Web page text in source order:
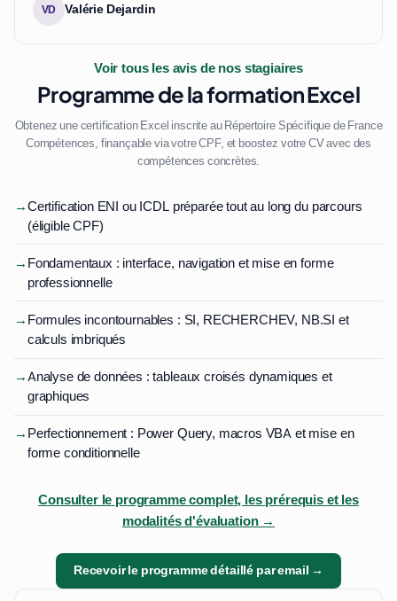
VD Valérie Dejardin
Voir tous les avis de nos stagiaires
Programme de la formation Excel
Obtenez une certification Excel inscrite au Répertoire Spécifique de France
Compétences, finançable via votre CPF, et boostez votre CV avec des
compétences concrètes.
→Certification ENI ou ICDL préparée tout au long du parcours
(éligible CPF)
→ Fondamentaux : interface, navigation et mise en forme
professionnelle
→ Formules incontournables : SI, RECHERCHEV, NB.SI et
calculs imbriqués
→Analyse de données : tableaux croisés dynamiques et
graphiques
→ Perfectionnement : Power Query, macros VBA et mise en
forme conditionnelle
Consulter le programme complet, les prérequis et les
modalités d'évaluation →
Recevoir le programme détaillé par email →